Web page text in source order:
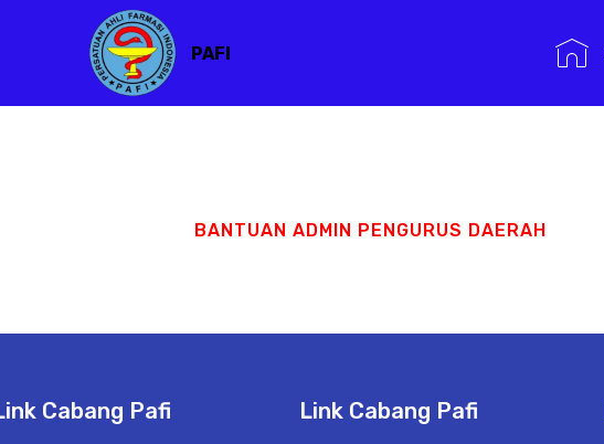
PAFI
BANTUAN ADMIN PENGURUS DAERAH
Cabang Pafi Link Cabang Pafi